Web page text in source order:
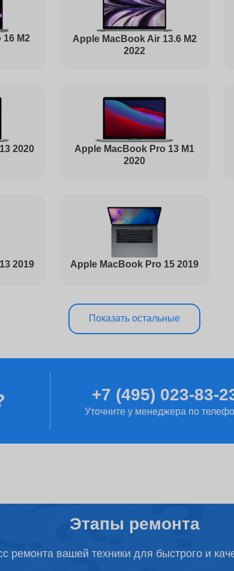
от 60 минут
от 60 минут
от 60 минут
от 80 минут
от 50 минут
от 100 минут
от 60 минут
от 2 часов
от 60 минут
от 1 часа
M2
Apple MacBook Air 13.6 M2
2022
2020
Apple MacBook Pro 13 M1
2020
2019 Apple MacBook Pro 15 2019
Показать остальные
+7 (495) 023-83-
Уточните у менеджера по
Этапы ремонта
ремонта вашей техники для быстрого и